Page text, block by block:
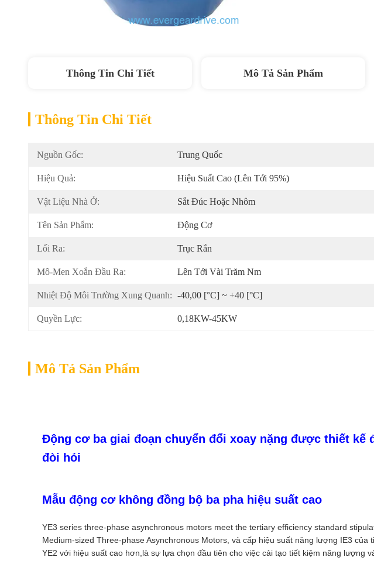
Thông Tin Chi Tiết Mô Tả Sản Phẩm
Thông Tin Chi Tiết
Nguồn Gốc: Trung Quốc
Hiệu Quả: Hiệu Suất Cao (lên Tới 95%)
Vật Liệu Nhà Ở: Sắt Đúc Hoặc Nhôm
Tên Sản Phẩm: Động Cơ
Lối Ra: Trục Rắn
Mô-Men Xoắn Đầu Ra: Lên Tới Vài Trăm Nm
Nhiệt Độ Môi Trường Xung Quanh: -40,00 [°C] ~ +40 [°C]
Quyền Lực: 0,18KW-45KW
Mô Tả Sản Phẩm
Động cơ ba giai đoạn chuyển đổi xoay nặng được thiết
đòi hỏi
Mẫu động cơ không đồng bộ ba pha hiệu suất cao
YE3 series three-phase asynchronous motors meet the tertiary efficiency standard
Medium-sized Three-phase Asynchronous Motors, và cấp hiệu suất năng lượng IE3
YE2 với hiệu suất cao hơn,là sự lựa chọn đầu tiên cho việc cải tạo tiết kiệm năng lượng